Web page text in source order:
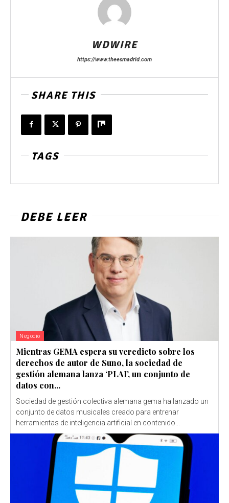
WDWIRE
https://www.theesmadrid.com
SHARE THIS
TAGS
DEBE LEER
Negocio
Mientras GEMA espera su veredicto sobre los
derechos de autor de Suno, la sociedad de
gestión alemana lanza ‘PLAI’, un conjunto de
datos con...
Sociedad de gestión colectiva alemana gema ha lanzado un
conjunto de datos musicales creado para entrenar
herramientas de inteligencia artificial en contenido...